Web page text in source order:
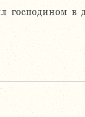
господином в